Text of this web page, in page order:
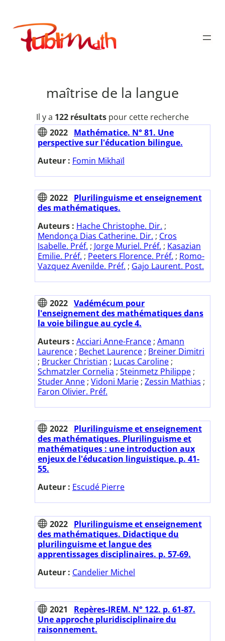
contenu
Publimath
maîtrise de la langue
Il y a 122 résultats pour cette recherche
2022 Mathématice. N° 81. Une
perspective sur l'éducation bilingue.
Auteur : Fomin Mikhaïl
2022 Plurilinguisme et enseignement
des mathématiques.
Auteurs : Hache Christophe. Dir. ;
Mendonça Dias Catherine. Dir. ; Cros
Isabelle. Préf. ; Jorge Muriel. Préf. ; Kasazian
Emilie. Préf. ; Peeters Florence. Préf. ; Romo-
Vazquez Avenilde. Préf. ; Gajo Laurent. Post.
2022 Vadémécum pour
l'enseignement des mathématiques dans
la voie bilingue au cycle 4.
Auteurs : Acciari Anne-France ; Amann
Laurence ; Bechet Laurence ; Breiner Dimitri
; Brucker Christian ; Lucas Caroline ;
Schmatzler Cornelia ; Steinmetz Philippe ;
Studer Anne ; Vidoni Marie ; Zessin Mathias ;
Faron Olivier. Préf.
2022 Plurilinguisme et enseignement
des mathématiques. Plurilinguisme et
mathématiques : une introduction aux
enjeux de l'éducation linguistique. p. 41-
55.
Auteur : Escudé Pierre
2022 Plurilinguisme et enseignement
des mathématiques. Didactique du
plurilinguisme et langue des
apprentissages disciplinaires. p. 57-69.
Auteur : Candelier Michel
2021
Repères-IREM. N° 122. p. 61-87.
Une approche pluridisciplinaire du
raisonnement.